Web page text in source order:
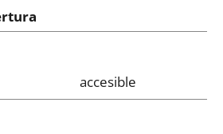
accesible